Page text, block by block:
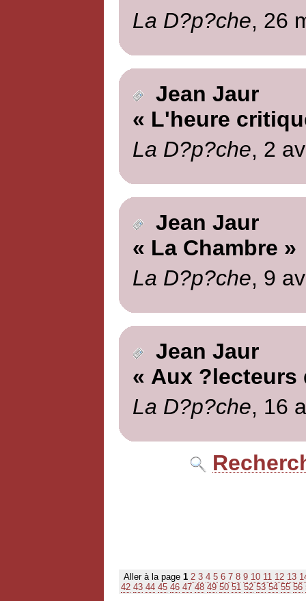
La D?p?che, 26
Jean Jaur
« L'heure
La D?p?che, 2
Jean Jaur
« La Chambre »
La D?p?che, 9
Jean Jaur
« Aux ?lecteurs
La D?p?che, 16
Aller à la page 1 2 3 4 5 6 7 8 9 10 11 12 13
42 43 44 45 46 47 48 49 50 51 52 53 54 55 56